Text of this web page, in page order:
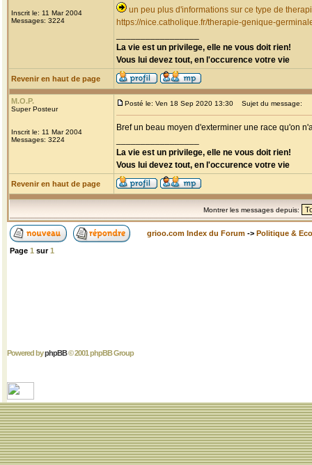
Inscrit le: 11 Mar 2004
Messages: 3224
un peu plus d'informations sur ce type de
https://nice.catholique.fr/therapie-genique-
La vie est un privilege, elle ne vous doit rien!
Vous lui devez tout, en l'occurence votre vie
Revenir en haut de page
M.O.P.
Super Posteur
Inscrit le: 11 Mar 2004
Messages: 3224
Posté le: Ven 18 Sep 2020 13:30 Sujet du message:
Bref un beau moyen d'exterminer une race qu'on
La vie est un privilege, elle ne vous doit rien!
Vous lui devez tout, en l'occurence votre vie
Revenir en haut de page
Montrer les messages depuis:
grioo.com Index du Forum -> Politique &
Page 1 sur1
Powered byphpBB© 2001 phpBB Group